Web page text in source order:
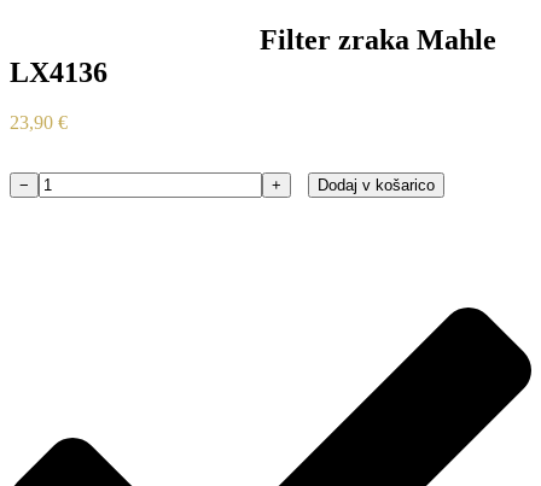
Filter zraka Mahle
LX4136
23,90 €
Filter
− + Dodaj v košarico